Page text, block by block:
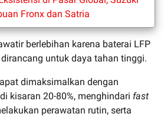
Fronx dan Satria
berlebihan karena baterai LFP
untuk daya tahan tinggi.
dimaksimalkan dengan
kisaran 20-80%, menghindari fast
perawatan rutin, serta